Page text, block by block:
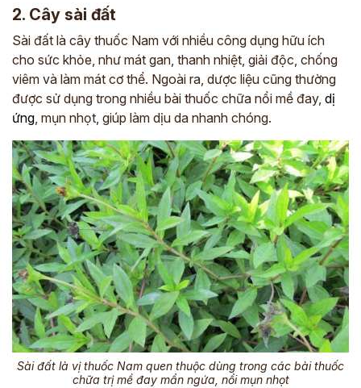
2. Cây sài đất
Sài đất là cây thuốc Nam với nhiều công dụng hữu ích
cho sức khỏe, như mát gan, thanh nhiệt, giải độc, chống
viêm và làm mát cơ thể. Ngoài ra, dược liệu cũng thường
được sử dụng trong nhiều bài thuốc chữa nổi mề đay, dị
ứng, mụn nhọt, giúp làm dịu da nhanh chóng.
Sài đất là vị thuốc Nam quen thuộc dùng trong các bài thuốc
chữa trị mề đay mẩn ngứa, nổi mụn nhọt